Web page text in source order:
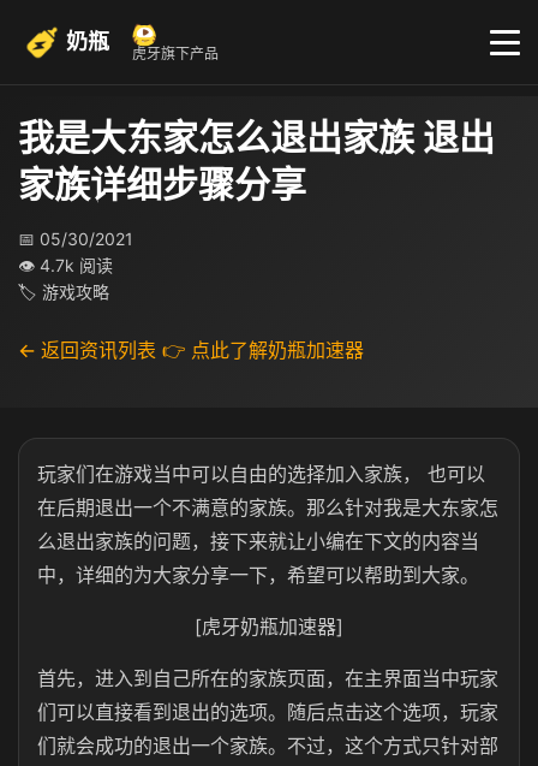
奶瓶 虎牙旗下产品
我是大东家怎么退出家族 退出
家族详细步骤分享
📅 05/30/2021
👁 4.7k 阅读
🏷 游戏攻略
← 返回资讯列表 👉 点此了解奶瓶加速器
玩家们在游戏当中可以自由的选择加入家族， 也可以
在后期退出一个不满意的家族。那么针对我是大东家怎
么退出家族的问题，接下来就让小编在下文的内容当
中，详细的为大家分享一下，希望可以帮助到大家。
[虎牙奶瓶加速器]
首先，进入到自己所在的家族页面，在主界面当中玩家
们可以直接看到退出的选项。随后点击这个选项，玩家
们就会成功的退出一个家族。不过，这个方式只针对部